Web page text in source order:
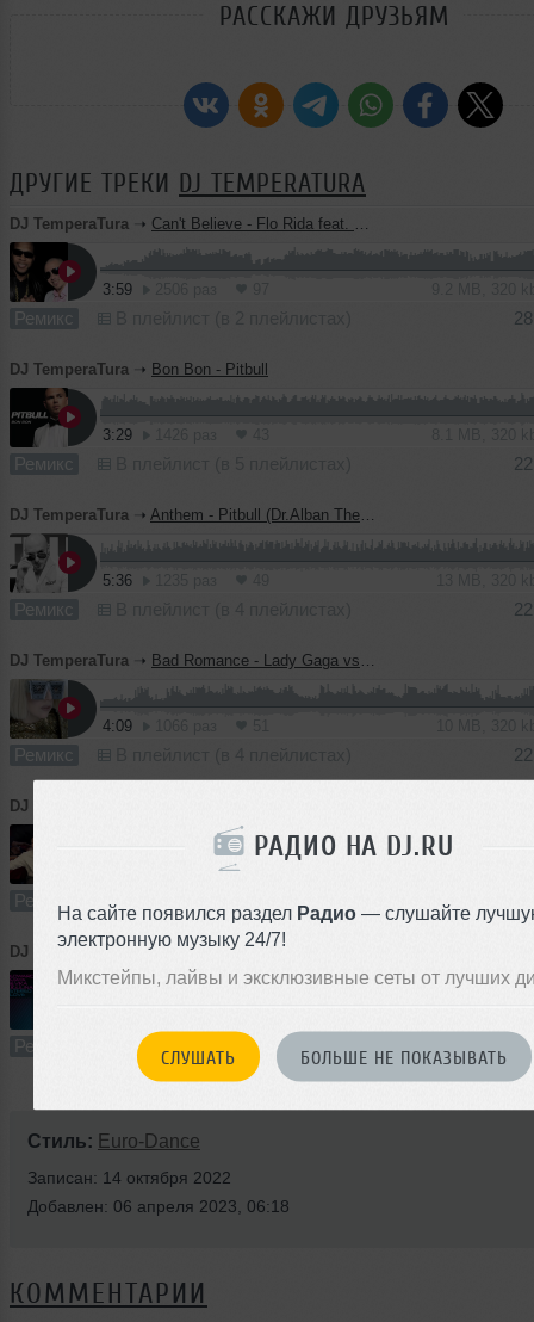
РАДИО НА DJ.RU
На сайте появился раздел Радио — слушайте
электронную музыку 24/7!
Микстейпы, лайвы и эксклюзивные сеты от лучших
СЛУШАТЬ БОЛЬШЕ НЕ ПОКАЗЫВАТЬ
РАССКАЖИ ДРУЗЬЯМ
ДРУГИЕ ТРЕКИ DJ TEMPERATURA
DJ TemperaTura ➝ Can't Believe - Flo Rida feat. Pitbull (Мираж)
3:59
Ремикс
DJ TemperaTura ➝ Bon Bon - Pitbull
3:29
Ремикс
DJ TemperaTura ➝ Anthem - Pitbull (Dr.Alban Theme)
5:36
Ремикс
DJ TemperaTura ➝ Bad Romance - Lady Gaga vs. Pitbull
4:09
Ремикс
DJ TemperaTura
Ремикс В плейлист (в 8 плейлистах)
DJ TemperaTura ➝Stereo Love - Edward Maya & Vika Jigulina
Ремикс В плейлист (в 9 плейлистах)
Стиль: Euro-Dance
Записан: 14 октября 2022
Добавлен: 06 апреля 2023, 06:18
КОММЕНТАРИИ